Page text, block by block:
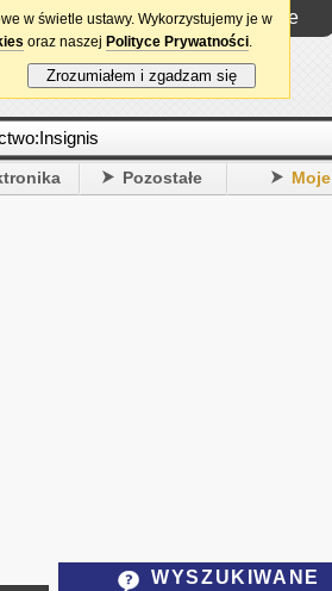
Logowanie
Pozostałe Moje
WYSZUKIWANE
w świetle ustawy. Wykorzystujemy je w
oraz naszej Polityce Prywatności.
Zrozumiałem i zgadzam się